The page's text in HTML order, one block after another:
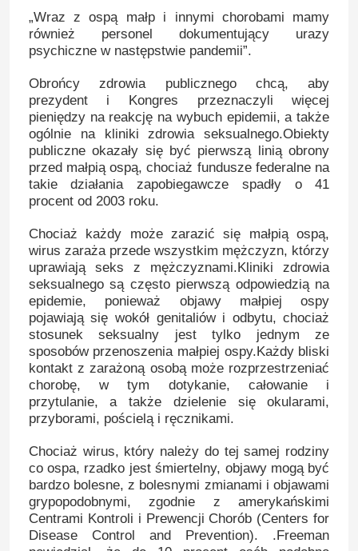
Dom
Produkty
O nas
Wycieczka po fabryce
Kontrola jakości
Skontaktuj się z nami
„Wraz z ospą małp i innymi chorobami mamy
również personel dokumentujący urazy
psychiczne w następstwie pandemii”.
Obrońcy zdrowia publicznego chcą, aby
prezydent i Kongres przeznaczyli więcej
pieniędzy na reakcję na wybuch epidemii, a także
ogólnie na kliniki zdrowia seksualnego.Obiekty
publiczne okazały się być pierwszą linią obrony
przed małpią ospą, chociaż fundusze federalne na
takie działania zapobiegawcze spadły o 41
procent od 2003 roku.
Chociaż każdy może zarazić się małpią ospą,
wirus zaraża przede wszystkim mężczyzn, którzy
uprawiają seks z mężczyznami.Kliniki zdrowia
seksualnego są często pierwszą odpowiedzią na
epidemie, ponieważ objawy małpiej ospy
pojawiają się wokół genitaliów i odbytu, chociaż
stosunek seksualny jest tylko jednym ze
sposobów przenoszenia małpiej ospy.Każdy bliski
kontakt z zarażoną osobą może rozprzestrzeniać
chorobę, w tym dotykanie, całowanie i
przytulanie, a także dzielenie się okularami,
przyborami, pościelą i ręcznikami.
Chociaż wirus, który należy do tej samej rodziny
co ospa, rzadko jest śmiertelny, objawy mogą być
bardzo bolesne, z bolesnymi zmianami i objawami
grypopodobnymi, zgodnie z amerykańskimi
Centrami Kontroli i Prewencji Chorób (Centers for
Disease Control and Prevention). .Freeman